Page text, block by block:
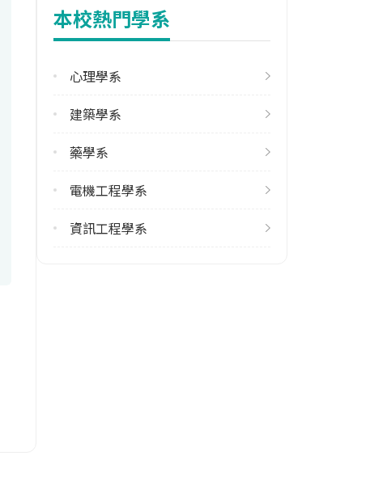
2
113學年度上學期
113學年度下學期
雙主修人數
113學年度上學期
27
本校熱門學系
心理學系
建築學系
藥學系
電機工程學系
資訊工程學系